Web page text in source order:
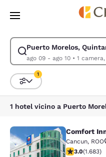
Vai A Contenuto Principale
Puerto Morelos,
ago 09 - ago 10•
Modifica la ricerca per Puerto
Ordina e filtra
1
Comfort InnComfort
Cancun, ROO
Valutazione
3.0(1.683)